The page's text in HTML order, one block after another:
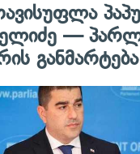
—
განმარტება